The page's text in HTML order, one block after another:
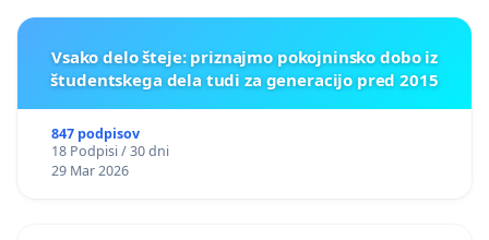
Vsako delo šteje: priznajmo pokojninsko dobo iz
študentskega dela tudi za generacijo pred 2015
847 podpisov
18 Podpisi / 30 dni
29 Mar 2026